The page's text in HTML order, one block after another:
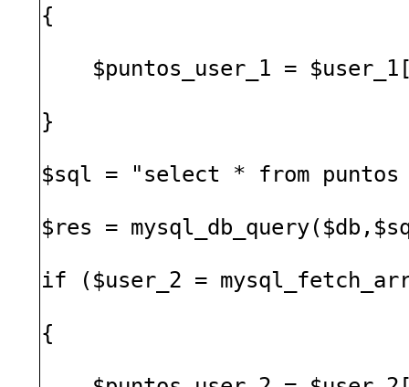
{
$puntos_user_1 =
}
$sql = "select * from
$res =
if ($user_2 =
{